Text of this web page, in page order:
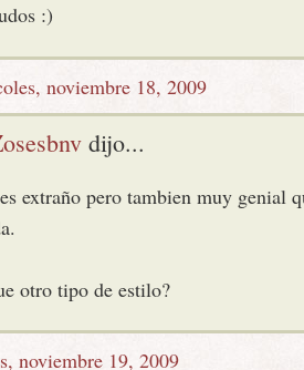
:)
noviembre 18, 2009
dijo...
extraño pero tambien muy genial
otro tipo de estilo?
noviembre 19, 2009